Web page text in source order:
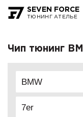
SEVEN FORCE
ТЮНИНГ АТЕЛЬЕ
Чип тюнинг
BMW
7er